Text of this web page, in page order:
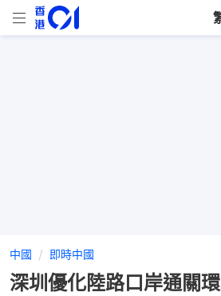
中國 即時中國
深圳優化陸路口岸通關